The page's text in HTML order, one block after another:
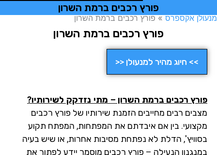
פורץ רכבים ברמת השרון
אקספרס»פורץ רכבים ברמת השרון
פורץ רכבים ברמת השרון
>> חיוג מהיר למנעולן <<
רכבים ברמת השרון– מתי נזדקק לשירותיו?
רבים מחייבים הזמנת שירותיו של פורץ רכבים
בין אם איבדתם את המפתחות, המפתח תקוע
הדלת לא נפתחת מסיבות אחרות, או שיש בעיה
הנעילה – פורץ רכבים מוסמך יידע לפתור את